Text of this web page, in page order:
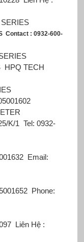
Contact : 0932-600-
HPQ TECH
K/1 Tel: 0932-
Email:
Phone:
Liên Hệ :